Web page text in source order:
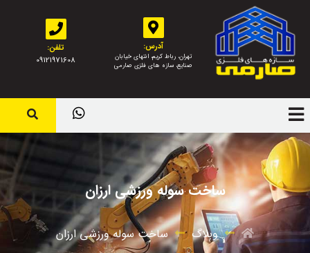
آدرس:
تهران، رباط کریم، انتهای خیابان
صنایع، سازه های فلزی صارمی
تلفن:
09121971608
ساخت سوله ورزشی ارزان
وبلاگ ساخت سوله ورزشی ارزان